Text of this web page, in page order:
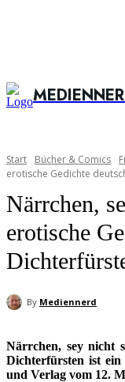
Start Bücher & Comics
erotische Gedichte
Närrchen,
erotische
By Mediennerd
Närrchen, sey nicht
Dichterfürsten ist
und Verlag vom 12.